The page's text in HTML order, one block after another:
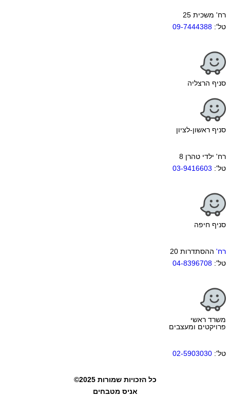
רח' משכית 25
טל': 09-7444388
סניף הרצליה
סניף ראשון-לציון
רח' ילדי טהרן 8
טל': 03-9416603
סניף חיפה
רח' ההסתדרות 20
טל': 04-8396708
משרד ראשי
פרויקטים ומעצבים
טל': 02-5903030
כל הזכויות שמורות 2025©
אניס מטבחים